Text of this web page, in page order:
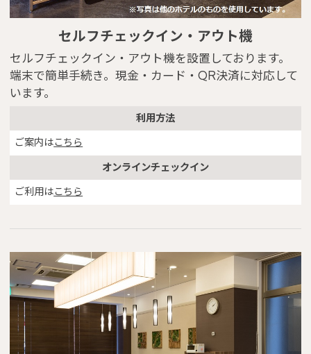
セルフチェックイン・アウト機
セルフチェックイン・アウト機を設置しております。
端末で簡単手続き。現金・カード・QR決済に対応して
います。
利用方法
ご案内はこちら
オンラインチェックイン
ご利用はこちら